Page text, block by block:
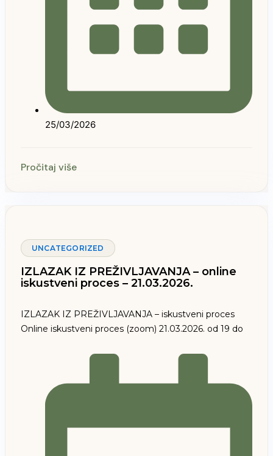
25/03/2026
Pročitaj više
UNCATEGORIZED
IZLAZAK IZ PREŽIVLJAVANJA – online
iskustveni proces – 21.03.2026.
IZLAZAK IZ PREŽIVLJAVANJA – iskustveni proces
Online iskustveni proces (zoom) 21.03.2026. od 19 do